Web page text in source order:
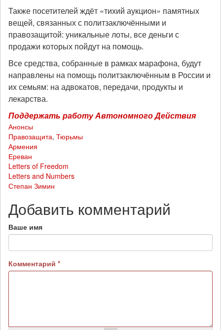
Также посетителей ждёт «тихий аукцион» памятных
вещей, связанных с политзаключёнными и
правозащитой: уникальные лоты, все деньги с
продажи которых пойдут на помощь.
Все средства, собранные в рамках марафона, будут
направлены на помощь политзаключённым в России и
их семьям: на адвокатов, передачи, продукты и
лекарства.
Поддержать работу Автономного Действия
Анонсы
Правозащита, Тюрьмы
Армения
Ереван
Letters of Freedom
Letters and Numbers
Степан Зимин
Добавить комментарий
Ваше имя
Комментарий *